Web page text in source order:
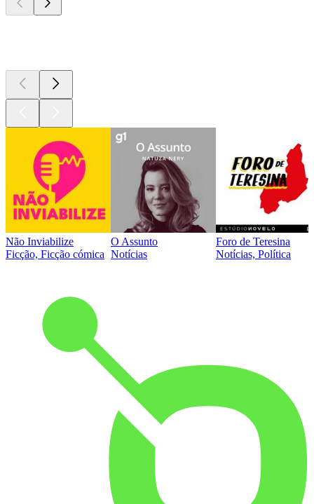
Não Inviabilize
Ficção, Ficção cómica
O Assunto
Notícias
Foro de Teresina
Notícias, Política